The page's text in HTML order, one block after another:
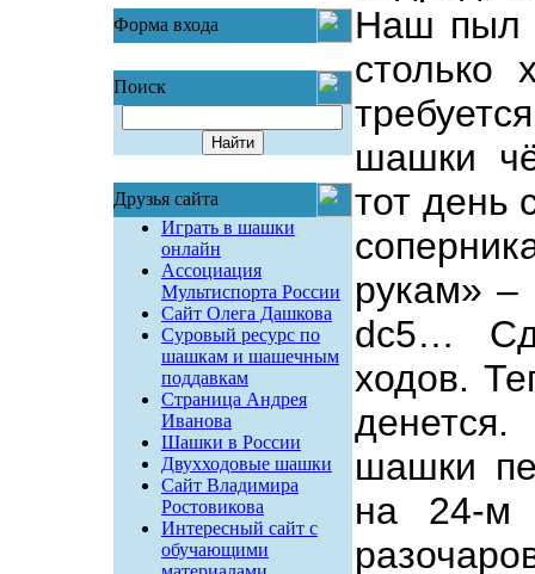
Форма входа
Поиск
Друзья сайта
Играть в шашки
онлайн
Ассоциация
Мультиспорта России
Сайт Олега Дашкова
Суровый ресурс по
шашкам и шашечным
поддавкам
Страница Андрея
Иванова
Шашки в России
Двухходовые шашки
Сайт Владимира
Ростовикова
Интересный сайт с
обучающими
Наш пыл
столько
шашки
тот день
рукам» –
dc5…
ходов.
денется.
шашки
на 24-м